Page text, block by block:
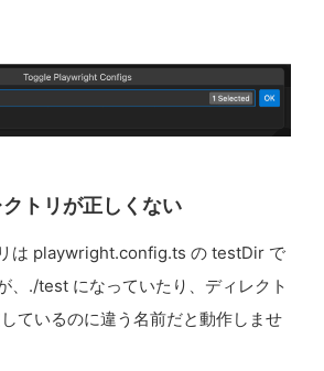
トリが正しくない
は playwright.config.ts の testDir で
、./test になっていたり、ディレクト
ているのに違う名前だと動作しませ